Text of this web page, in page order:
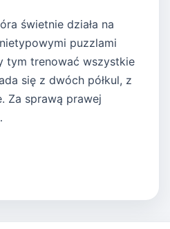
świetnie działa na
puzzlami
tym trenować wszystkie
się z dwóch półkul, z
Za sprawą prawej